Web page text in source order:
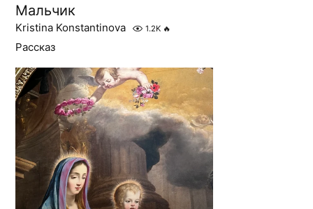
Мальчик
Kristina Konstantinova 1.2K 🔥
Рассказ